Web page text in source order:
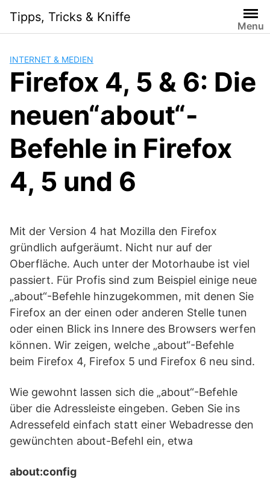
content
Tipps, Tricks & Kniffe
Menu
INTERNET & MEDIEN
Firefox 4, 5 & 6: Die
neuen“about“-
Befehle in Firefox
4, 5 und 6
Mit der Version 4 hat Mozilla den Firefox
gründlich aufgeräumt. Nicht nur auf der
Oberfläche. Auch unter der Motorhaube ist viel
passiert. Für Profis sind zum Beispiel einige neue
„about“-Befehle hinzugekommen, mit denen Sie
Firefox an der einen oder anderen Stelle tunen
oder einen Blick ins Innere des Browsers werfen
können. Wir zeigen, welche „about“-Befehle
beim Firefox 4, Firefox 5 und Firefox 6 neu sind.
Wie gewohnt lassen sich die „about“-Befehle
über die Adressleiste eingeben. Geben Sie ins
Adressefeld einfach statt einer Webadresse den
gewünchten about-Befehl ein, etwa
about:config